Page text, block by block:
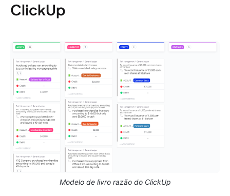
ClickUp
Modelo de livro razão do ClickUp